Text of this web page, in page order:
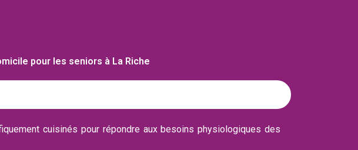
pour les seniors à La Riche
cuisinés pour répondre aux besoins physiologiques des